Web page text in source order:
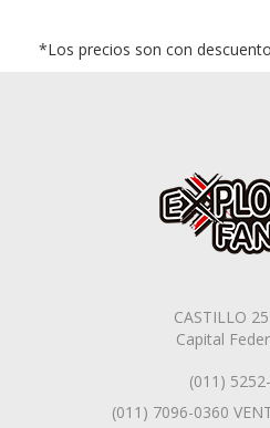
*Los precios son con
CASTILLO
Capital
(011)
(011) 7096-0360